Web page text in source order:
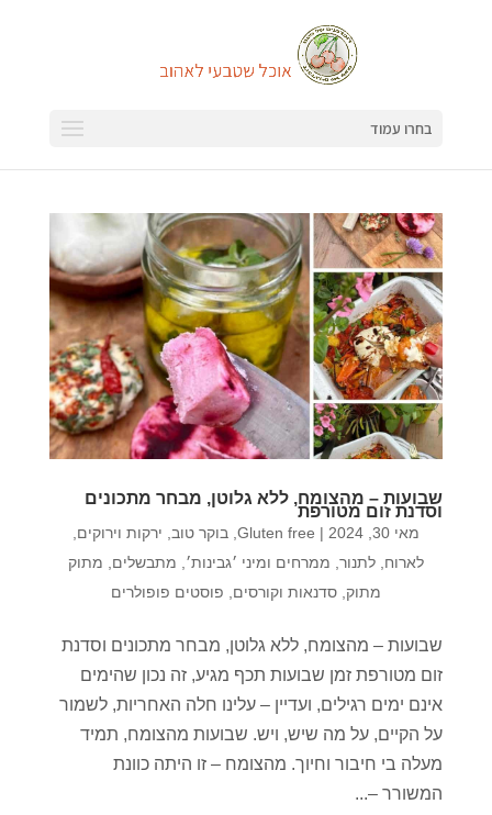
בחרו עמוד
שבועות – מהצומח, ללא גלוטן, מבחר מתכונים
וסדנת זום מטורפת
מאי 30, 2024 |
Gluten free בוקר טוב ירקות וירוקים
לארוח לתנור ממרחים ומיני ׳גבינות׳ מתבשלים
מתוק
מתוק סדנאות וקורסים פוסטים פופולרים
שבועות – מהצומח, ללא גלוטן, מבחר מתכונים וסדנת
זום מטורפת זמן שבועות תכף מגיע, זה נכון שהימים
אינם ימים רגילים, ועדיין – עלינו חלה האחריות, לשמור
על הקיים, על מה שיש, ויש. שבועות מהצומח, תמיד
מעלה בי חיבור וחיוך. מהצומח – זו היתה כוונת
המשורר –...